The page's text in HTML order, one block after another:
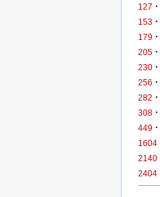
127 ·
153 ·
179 ·
205 ·
230 ·
256 ·
282 ·
308 ·
449 ·
1604
2140
2404